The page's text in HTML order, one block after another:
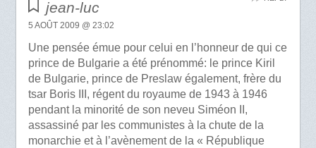
jean-luc
5 AOÛT 2009 @ 23:02
Une pensée émue pour celui en l’honneur de qui ce
prince de Bulgarie a été prénommé: le prince Kiril
de Bulgarie, prince de Preslaw également, frère du
tsar Boris III, régent du royaume de 1943 à 1946
pendant la minorité de son neveu Siméon II,
assassiné par les communistes à la chute de la
monarchie et à l’avènement de la « République